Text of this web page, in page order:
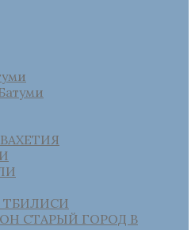
СТАРЫЙ ГОРОД В